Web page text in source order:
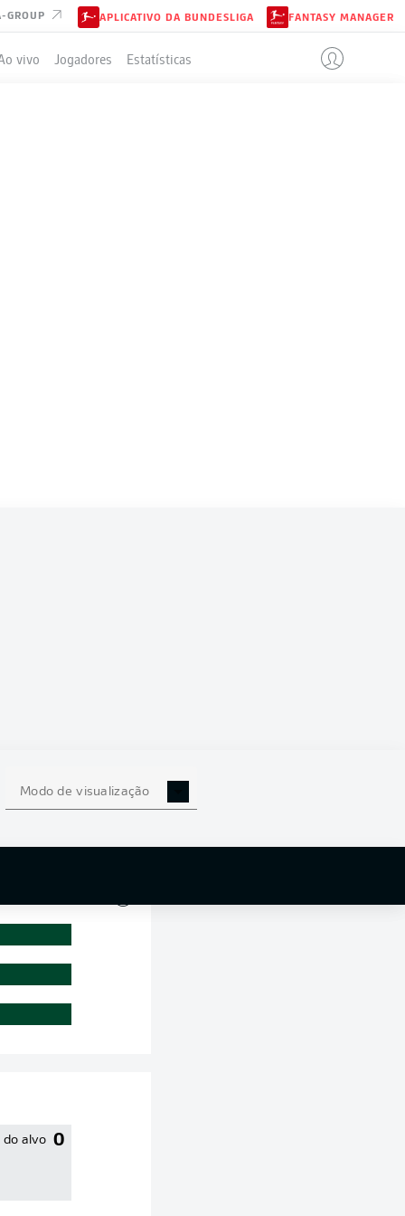
GROUP APLICATIVO DA BUNDESLIGA FANTASY MANAGER
vivo Jogadores Estatísticas
Modo de visualização
0
do alvo